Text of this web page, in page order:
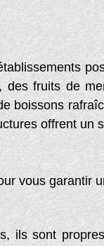
fruits de
boissons
offrent
vous garantir
sont